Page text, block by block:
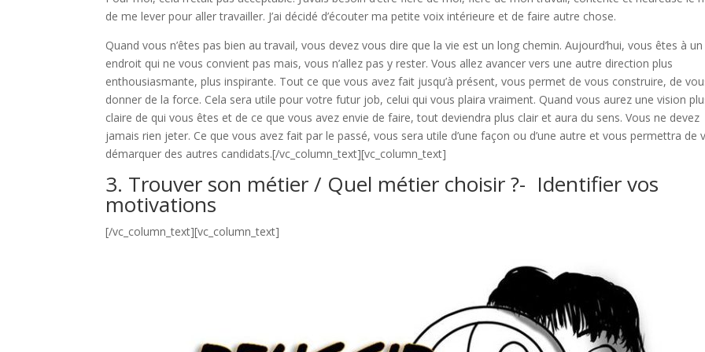
de me lever pour aller travailler. J’ai décidé d’écouter ma petite voix intérieure et de faire autre chose.
Quand vous n’êtes pas bien au travail, vous devez vous dire que la vie est un long chemin. Aujourd’hui, vous êtes à un
endroit qui ne vous convient pas mais, vous n’allez pas y rester. Vous allez avancer vers une autre direction plus
enthousiasmante, plus inspirante. Tout ce que vous avez fait jusqu’à présent, vous permet de vous construire, de
donner de la force. Cela sera utile pour votre futur job, celui qui vous plaira vraiment. Quand vous aurez une vision
claire de qui vous êtes et de ce que vous avez envie de faire, tout deviendra plus clair et aura du sens. Vous ne devez
jamais rien jeter. Ce que vous avez fait par le passé, vous sera utile d’une façon ou d’une autre et vous permettra de
démarquer des autres candidats.[/vc_column_text][vc_column_text]
3. Trouver son métier / Quel métier choisir ?- Identifier vos
motivations
[/vc_column_text][vc_column_text]